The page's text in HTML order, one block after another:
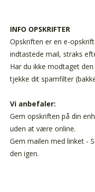
INFO OPSKRIFTER
Opskriften er en e-
indtastede mail, straks
Har du ikke modtaget
tjekke dit spamfilter
Vi anbefaler:
Gem opskriften på din
uden at være online.
Gem mailen med linket -
den igen.